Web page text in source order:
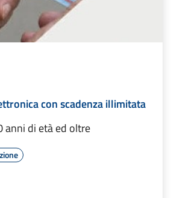
con scadenza illimitata
anni di età ed oltre